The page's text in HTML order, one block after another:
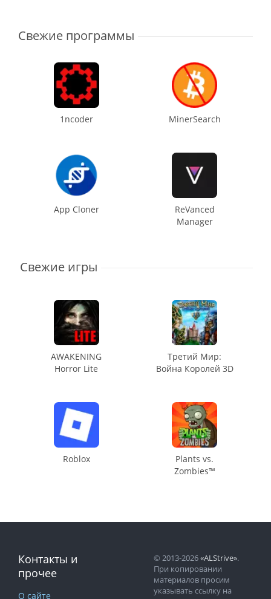
Свежие программы
1ncoder MinerSearch
App Cloner
ReVanced
Manager
Свежие игры
AWAKENING
Horror Lite
Третий Мир:
Война Королей 3D
Roblox
Plants vs.
Zombies™
Контакты и
прочее
О сайте
© 2013-2026«ALStrive».
При копировании
материалов просим
указывать ссылку на